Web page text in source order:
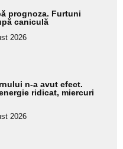
prognoza. Furtuni
caniculă
2026
n-a avut efect.
ridicat, miercuri
2026